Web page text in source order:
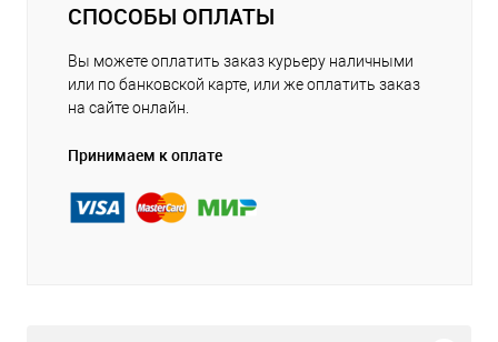
СПОСОБЫ ОПЛАТЫ
Вы можете оплатить заказ курьеру наличными
или по банковской карте, или же оплатить заказ
на сайте онлайн.
Принимаем к оплате